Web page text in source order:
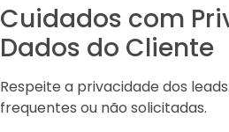
Cuidados com
Dados do Cliente
Respeite a privacidade dos
frequentes ou não solicitadas.